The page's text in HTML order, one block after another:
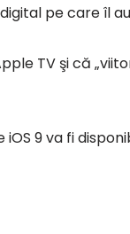
pe care îl
TV şi că
9 va fi